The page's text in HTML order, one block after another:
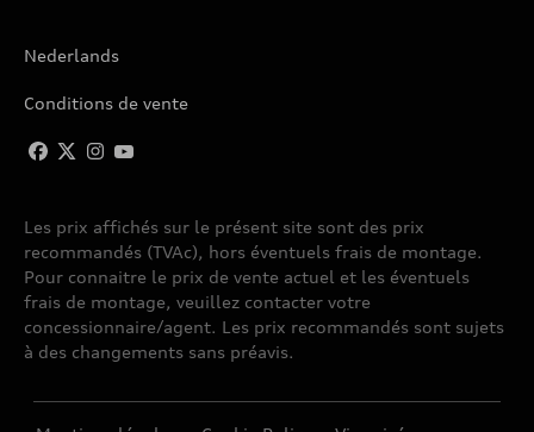
Nederlands
Conditions de vente
Les prix affichés sur le présent site sont des prix
recommandés (TVAc), hors éventuels frais de montage.
Pour connaitre le prix de vente actuel et les éventuels
frais de montage, veuillez contacter votre
concessionnaire/agent. Les prix recommandés sont sujets
à des changements sans préavis.